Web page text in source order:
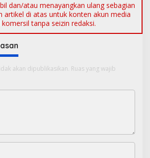
dan/atau menayangkan ulang sebagian
artikel di atas untuk konten akun media
tanpa seizin redaksi.
akan dipublikasikan. Ruas yang wajib